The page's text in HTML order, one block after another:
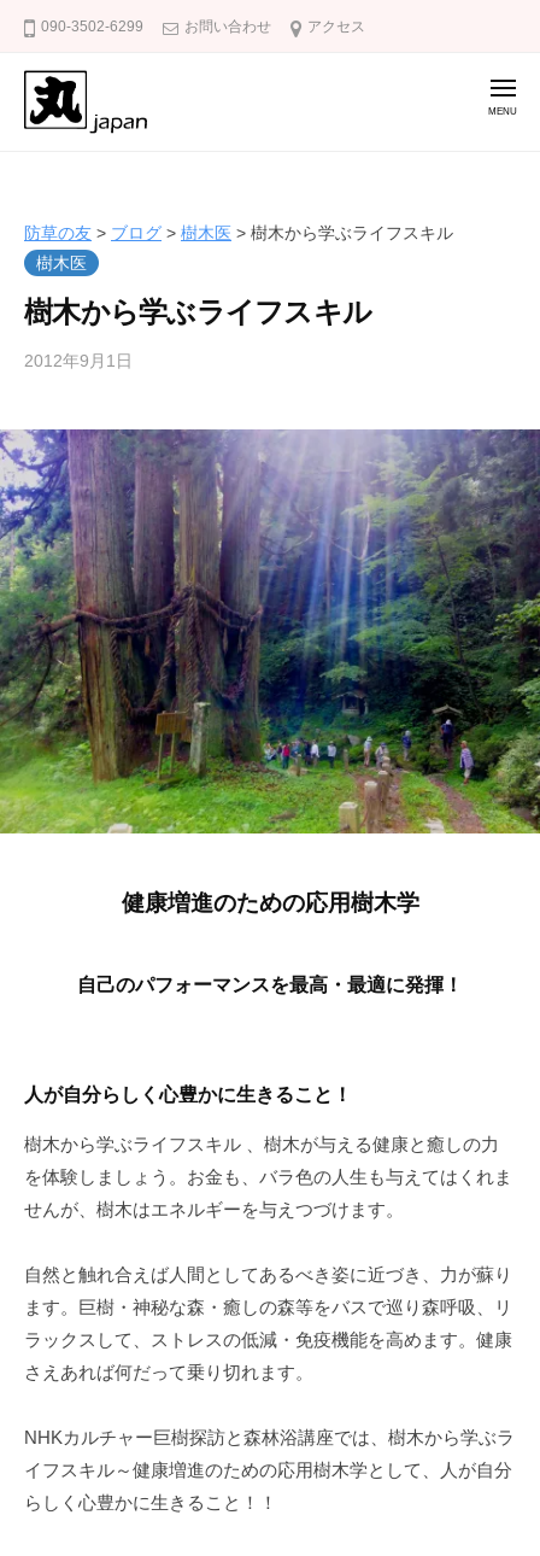
090-3502-6299 お問い合わせ アクセス
の
友
草
対
策
防
の
友
メ
ニ
防草の友 > ブログ > 樹木医 > 樹木から学ぶライフスキル
樹木医
樹木から学ぶライフスキル
2012年9月1日
a
k
u
m
a
r
u
7
健康増進のための応用樹木学
自己のパフォーマンスを最高・最適に発揮！
人が自分らしく心豊かに生きること！
樹木から学ぶライフスキル 、樹木が与える健康と癒しの力
を体験しましょう。お金も、バラ色の人生も与えてはくれま
せんが、樹木はエネルギーを与えつづけます。
自然と触れ合えば人間としてあるべき姿に近づき、力が蘇り
ます。巨樹・神秘な森・癒しの森等をバスで巡り森呼吸、リ
ラックスして、ストレスの低減・免疫機能を高めます。健康
さえあれば何だって乗り切れます。
NHKカルチャー巨樹探訪と森林浴講座では、樹木から学ぶラ
イフスキル～健康増進のための応用樹木学として、人が自分
らしく心豊かに生きること！！
草
友